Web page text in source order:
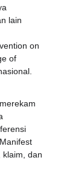
lain
on
of
klaim, dan